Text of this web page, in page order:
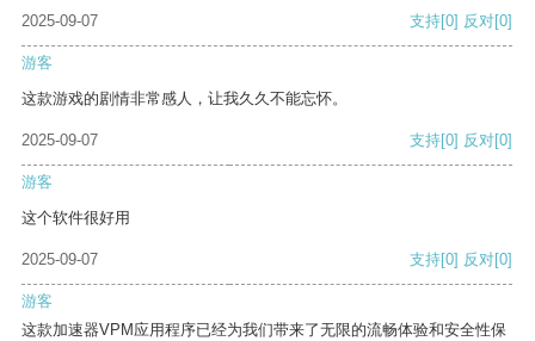
2025-09-07
支持[0] 反对[0]
游客
这款游戏的剧情非常感人，让我久久不能忘怀。
2025-09-07 支持[0] 反对[0]
游客
这个软件很好用
2025-09-07 支持[0] 反对[0]
游客
这款加速器VPM应用程序已经为我们带来了无限的流畅体验和安全性保